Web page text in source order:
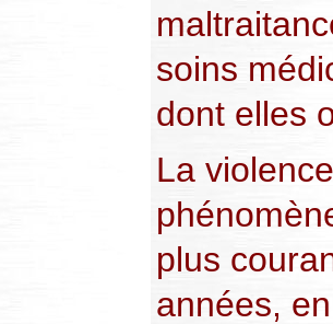
soins
dont elles
La
plus
années,